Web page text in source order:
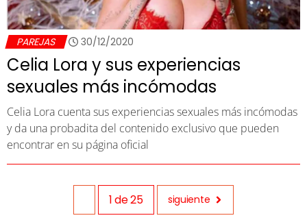
PAREJAS 30/12/2020
Celia Lora y sus experiencias
sexuales más incómodas
Celia Lora cuenta sus experiencias sexuales más incómodas
y da una probadita del contenido exclusivo que pueden
encontrar en su página oficial
1de25 siguiente